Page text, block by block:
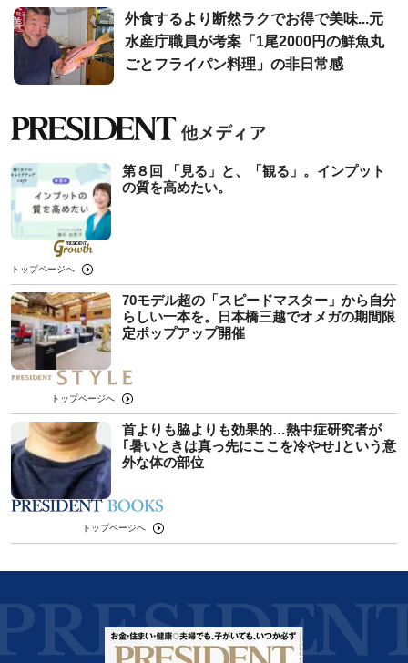
外食するより断然ラクでお得で美味...元
水産庁職員が考案「1尾2000円の鮮魚丸
ごとフライパン料理」の非日常感
第８回 「見る」と、「観る」。インプット
の質を高めたい。
トップページへ
70モデル超の「スピードマスター」から自分
らしい一本を。日本橋三越でオメガの期間限
定ポップアップ開催
トップページへ
首よりも脇よりも効果的…熱中症研究者が
｢暑いときは真っ先にここを冷やせ｣という意
外な体の部位
トップページへ